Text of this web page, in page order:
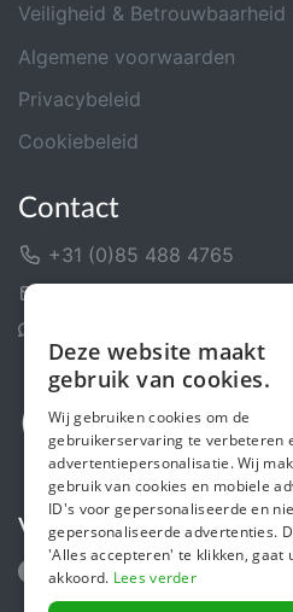
Veiligheid & Betrouwbaarheid
Algemene voorwaarden
Privacybeleid
Cookiebeleid
Contact
+31 (0)85 488 4765
Volg ons
Deze website maakt
gebruik van cookies.
Wij gebruiken cookies om de
gebruikerservaring te verbeteren
advertentiepersonalisatie. Wij
gebruik van cookies en mobiele
ID's voor gepersonaliseerde en
gepersonaliseerde advertenties.
'Alles accepteren' te klikken, gaat
akkoord. Lees verder